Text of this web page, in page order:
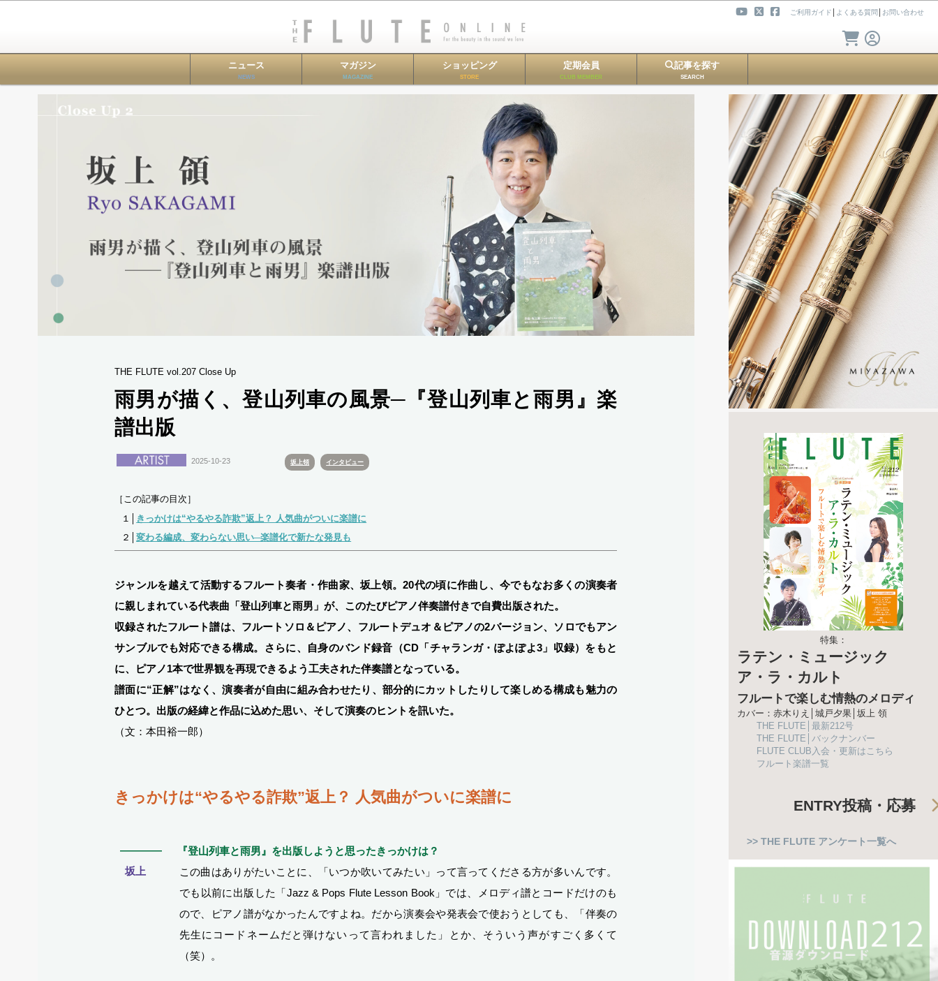
ご利用ガイド よくある質問 お問い合わせ
ニュース
NEWS
マガジン
MAGAZINE
ショッピング
STORE
定期会員
CLUB MEMBER
記事を探す
SEARCH
THE FLUTE vol.207 Close Up
雨男が描く、登山列車の風景─『登山列車と雨男』楽
譜出版
2025-10-23 坂上領 インタビュー
［この記事の目次］
１│
きっかけは“やるやる詐欺”返上？ 人気曲がついに楽譜に
２│変わる編成、変わらない思い─楽譜化で新たな発見も
ジャンルを越えて活動するフルート奏者・作曲家、坂上領。20代の頃に作曲し、今でもなお多くの演奏者
に親しまれている代表曲「登山列車と雨男」が、このたびピアノ伴奏譜付きで自費出版された。
収録されたフルート譜は、フルートソロ＆ピアノ、フルートデュオ＆ピアノの2バージョン、ソロでもアン
サンブルでも対応できる構成。さらに、自身のバンド録音（CD「チャランガ・ぽよぽよ3」収録）をもと
に、ピアノ1本で世界観を再現できるよう工夫された伴奏譜となっている。
譜面に“正解”はなく、演奏者が自由に組み合わせたり、部分的にカットしたりして楽しめる構成も魅力の
ひとつ。出版の経緯と作品に込めた思い、そして演奏のヒントを訊いた。
（文：本田裕一郎）
きっかけは“やるやる詐欺”返上？ 人気曲がついに楽譜に
―
『登山列車と雨男』を出版しようと思ったきっかけは？
坂上
この曲はありがたいことに、「いつか吹いてみたい」って言ってくださる方が多いんです。
でも以前に出版した「Jazz & Pops Flute Lesson Book」では、メロディ譜とコードだけのも
ので、ピアノ譜がなかったんですよね。だから演奏会や発表会で使おうとしても、「伴奏の
先生にコードネームだと弾けないって言われました」とか、そういう声がすごく多くて
（笑）。
特集：
ラテン・ミュージック
ア・ラ・カルト
フルートで楽しむ情熱のメロディ
カバー：赤木りえ│城戸夕果│坂上 領
THE FLUTE│最新212号
THE FLUTE│バックナンバー
FLUTE CLUB入会・更新はこちら
フルート楽譜一覧
ENTRY投稿・応募
>> THE FLUTE アンケート一覧へ